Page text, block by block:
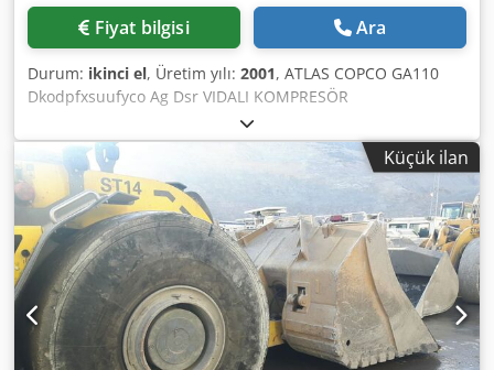
Fiyat bilgisi Ara
Durum: ikinci el, Üretim yılı: 2001, ATLAS COPCO GA110
Dkodpfxsuufyco Ag Dsr VIDALI KOMPRESÖR
Küçük ilan